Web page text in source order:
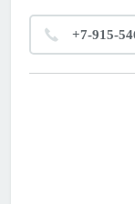
+7-915-